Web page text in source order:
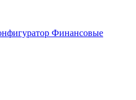
Финансовые